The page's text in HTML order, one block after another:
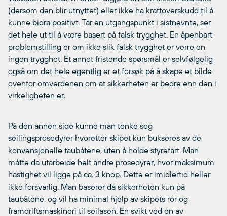
(dersom den blir utnyttet) eller ikke ha kraftoverskudd til å
kunne bidra positivt. Tar en utgangspunkt i sistnevnte, ser
det hele ut til å være basert på falsk trygghet. En åpenbart
problemstilling er om ikke slik falsk trygghet er verre en
ingen trygghet. Et annet fristende spørsmål er selvfølgelig
også om det hele egentlig er et forsøk på å skape et bilde
ovenfor omverdenen om at sikkerheten er bedre enn den i
virkeligheten er.
På den annen side kunne man tenke seg
seilingsprosedyrer hvoretter skipet kun bukseres av de
konvensjonelle taubåtene, uten å holde styrefart. Man
måtte da utarbeide helt andre prosedyrer, hvor maksimum
hastighet vil ligge på ca. 3 knop. Dette er imidlertid heller
ikke forsvarlig. Man baserer da sikkerheten kun på
taubåtene, og vil ha minimal hjelp av skipets ror og
framdriftsmaskineri til seilasen. En svikt ved en av